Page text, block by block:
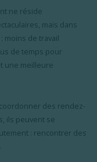
ne réside
mais dans
moins de travail
de temps pour
une meilleure
des rendez-
ils peuvent se
: rencontrer des